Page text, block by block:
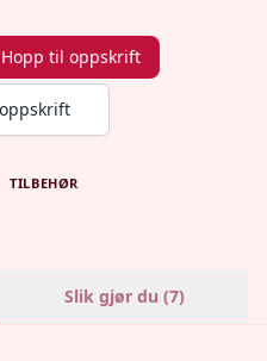
Hopp til oppskrift
TILBEHØR
Slik gjør du (7)